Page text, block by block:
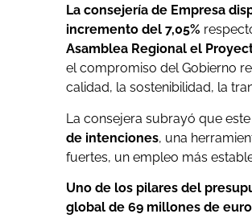
La consejería de Empresa
incremento del 7,05%
Asamblea Regional el
el compromiso del Gobierno
calidad, la sostenibilidad, la
La consejera subrayó que
de intenciones, una
fuertes, un empleo más
Uno de los pilares del
global de 69 millones de